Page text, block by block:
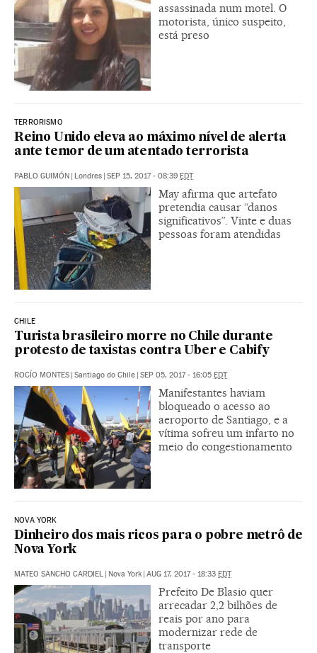
assassinada num motel. O
motorista, único suspeito,
está preso
TERRORISMO
Reino Unido eleva ao máximo nível de alerta
ante temor de um atentado terrorista
PABLO GUIMÓN | Londres | SEP 15, 2017 - 08:39 EDT
May afirma que artefato
pretendia causar “danos
significativos”. Vinte e duas
pessoas foram atendidas
CHILE
Turista brasileiro morre no Chile durante
protesto de taxistas contra Uber e Cabify
ROCÍO MONTES | Santiago do Chile | SEP 05, 2017 - 16:05 EDT
Manifestantes haviam
bloqueado o acesso ao
aeroporto de Santiago, e a
vítima sofreu um infarto no
meio do congestionamento
NOVA YORK
Dinheiro dos mais ricos para o pobre metrô de
Nova York
MATEO SANCHO CARDIEL | Nova York | AUG 17, 2017 - 18:33 EDT
Prefeito De Blasio quer
arrecadar 2,2 bilhões de
reais por ano para
modernizar rede de
transporte